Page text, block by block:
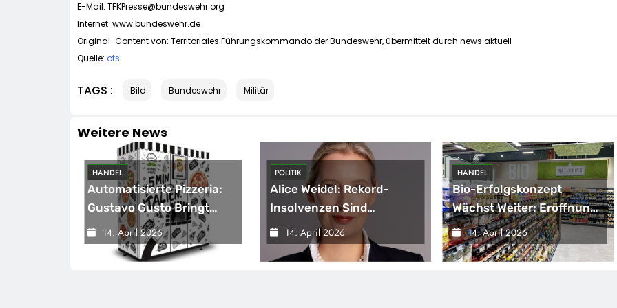
E-Mail: TFKPresse@bundeswehr.org
Internet: www.bundeswehr.de
Original-Content von: Territoriales Führungskommando der Bundeswehr, übermittelt durch news aktuell
Quelle: ots
TAGS : Bild Bundeswehr Militär
Weitere News
HANDEL
Automatisierte Pizzeria:
Gustavo Gusto Bringt
Innovationsprojekt
„Gustavomat“ An Den
14. April 2026
POLITIK
Alice Weidel: Rekord-
Insolvenzen Sind
Warnsignal –
Bundesregierung
Verschärft Die
14. April 2026
HANDEL
Bio-Erfolgskonzept
Wächst Weiter: Eröffnung
Der 200. NATURKIND-Welt
Bei EDEKA
14. April 2026